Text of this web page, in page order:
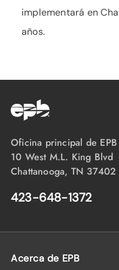
implementará en
años.
Oficina principal de EPB
10 West M.L. King Blvd
Chattanooga, TN 37402
423-648-1372
Acerca de EPB